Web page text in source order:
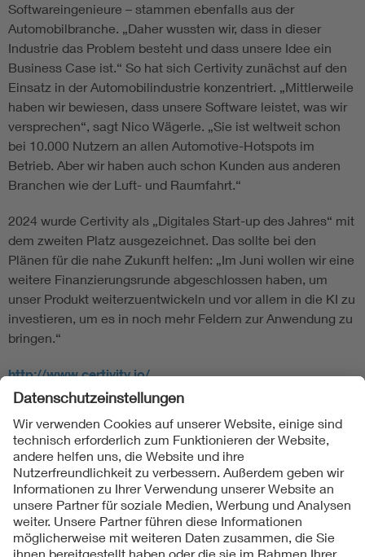
Softwareingenieure – stammen ebenfalls aus der
Automobilbranche. „Daher wussten wir, dass in dieser
Industrie das Problem besteht und dass unsere Idee ein
Business Case ist.“ So hat sich Certivity zunächst auf den
Einsatz in der Automobilindustrie konzentriert. „Mittlerweile
haben wir bewiesen, dass unsere Software leistet, was wir
versprechen“, sagt Nico Wägerle. „Sie ist weltweit schon
bei 10.000 Nutzern an allen Automotive-Hotspots im
Betrieb. Aber wir haben auch schon Kunden aus anderen
Branchen wie der Luft- und Raumfahrt.“
2024 wurde Certivity als „Digitales Start-up des Jahres“ mit
dem zweiten Platz ausgezeichnet. Das sollte bei den
Plänen für die nahe Zukunft helfen: „Im Juni wollen wir eine
weitere Finanzierungsrunde abgeschlossen haben, um
unser Produkt weiterzuentwickeln und vor allem in die KI zu
investieren, um es in noch mehr Feldern zur Anwendung zu
bringen.“
http://www.certivity.io/
Folgen Sie uns